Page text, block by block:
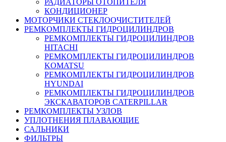
КОНДИЦИОНЕР
МОТОРЧИКИ СТЕКЛООЧИСТИТЕЛЕЙ
РЕМКОМПЛЕКТЫ ГИДРОЦИЛИНДРОВ
РЕМКОМПЛЕКТЫ ГИДРОЦИЛИНДРОВ
HITACHI
РЕМКОМПЛЕКТЫ ГИДРОЦИЛИНДРОВ
KOMATSU
РЕМКОМПЛЕКТЫ ГИДРОЦИЛИНДРОВ
HYUNDAI
РЕМКОМПЛЕКТЫ ГИДРОЦИЛИНДРОВ
ЭКСКАВАТОРОВ CATERPILLAR
РЕМКОМПЛЕКТЫ УЗЛОВ
УПЛОТНЕНИЯ ПЛАВАЮЩИЕ
САЛЬНИКИ
ФИЛЬТРЫ